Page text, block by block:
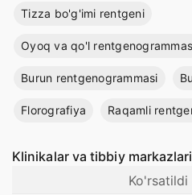
Tizza bo'g'imi rentgeni
Oyoq va qo'l
Burun rentgenogrammasi
Florografiya Raqamli
Klinikalar va tibbiy